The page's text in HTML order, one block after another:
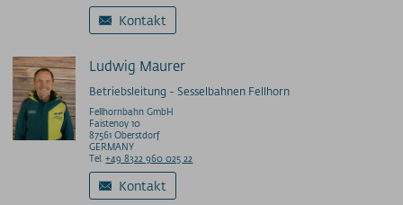
Kontakt
Ludwig Maurer
Betriebsleitung - Sesselbahnen Fellhorn
Fellhornbahn GmbH
Faistenoy 10
87561 Oberstdorf
GERMANY
Tel.+49 8322 960 025 22
Kontakt